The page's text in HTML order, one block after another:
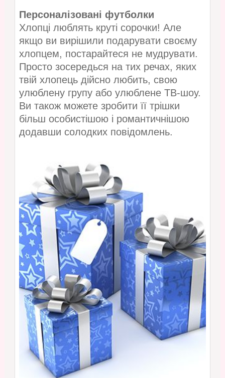
Персоналізовані футболки
Хлопці люблять круті сорочки! Але
якщо ви вирішили подарувати своєму
хлопцем, постарайтеся не мудрувати.
Просто зосередься на тих речах, яких
твій хлопець дійсно любить, свою
улюблену групу або улюблене ТВ-шоу.
Ви також можете зробити її трішки
більш особистішою і романтичнішою
додавши солодких повідомлень.